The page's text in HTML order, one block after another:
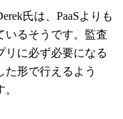
氏は、PaaSよりも
いるそうです。監査
リに必ず必要になる
形で行えるよう